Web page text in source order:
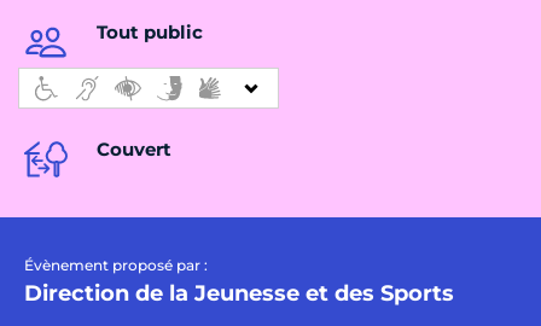
Tout public
Couvert
Évènement proposé par :
Direction de la Jeunesse et des Sports